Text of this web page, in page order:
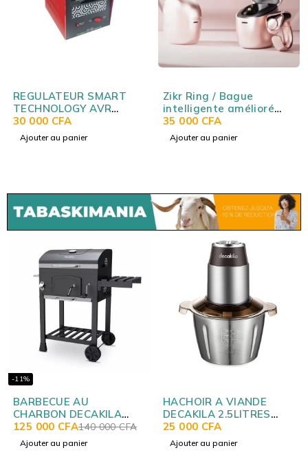
REGULATEUR SMART
TECHNOLOGY AVR
2000VA
30 000 CFA
Ajouter au panier
Zikr Ring / Bague
intelligente amélioré
avec boitier de charge
(tailles d'anneau
interchangeables)
35 000 CFA
Ajouter au panier
-11%
BARBECUE AU
CHARBON DECAKILA
KMCC008B
140 000CFA
125 000 CFA
Ajouter au panier
HACHOIR A VIANDE
DECAKILA 2.5LITRES
KEMG016M
25 000 CFA
Ajouter au panier